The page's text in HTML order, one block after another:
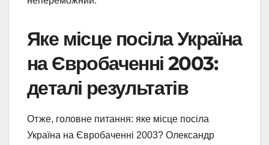
Яке місце посіла Україна
на Євробаченні 2003:
деталі результатів
Отже, головне питання: яке місце посіла
Україна на Євробаченні 2003? Олександр